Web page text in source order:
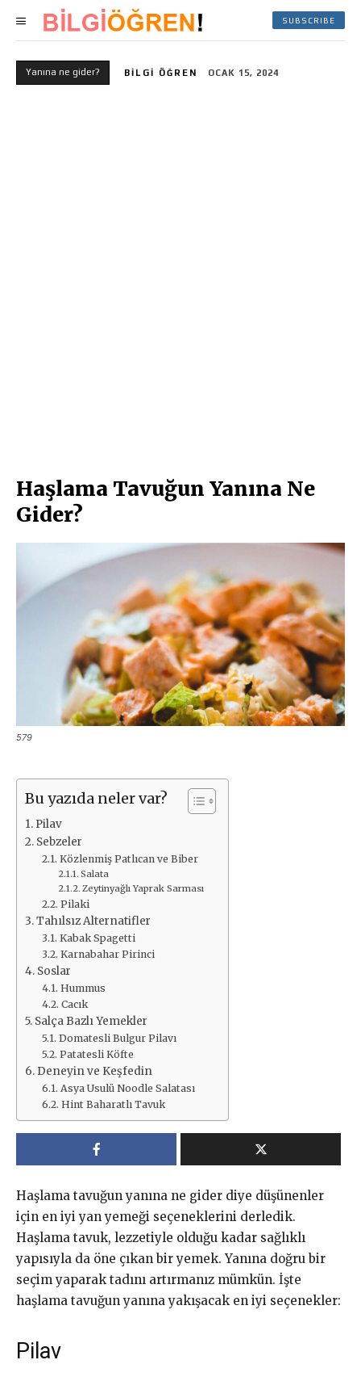
SUBSCRIBE
Yanına ne gider? BILGI ÖĞREN OCAK 15, 2024
Haşlama Tavuğun Yanına Ne
Gider?
579
Bu yazıda neler var?
Pilav
Sebzeler
Közlenmiş Patlıcan ve Biber
Salata
Zeytinyağlı Yaprak Sarması
Pilaki
Tahılsız Alternatifler
Kabak Spagetti
Karnabahar Pirinci
Soslar
Hummus
Cacık
Salça Bazlı Yemekler
Domatesli Bulgur Pilavı
Patatesli Köfte
Deneyin ve Keşfedin
Asya Usulü Noodle Salatası
Hint Baharatlı Tavuk
Haşlama tavuğun yanına ne gider diye düşünenler
için en iyi yan yemeği seçeneklerini derledik.
Haşlama tavuk, lezzetiyle olduğu kadar sağlıklı
yapısıyla da öne çıkan bir yemek. Yanına doğru bir
seçim yaparak tadını artırmanız mümkün. İşte
haşlama tavuğun yanına yakışacak en iyi seçenekler:
Pilav